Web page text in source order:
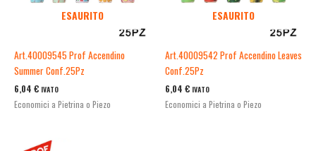
ESAURITO
Art.40009545 Prof Accendino
Summer Conf.25Pz
6,04 € IVATO
Economici a Pietrina o Piezo
ESAURITO
Art.40009542 Prof Accendino Leaves
Conf.25Pz
6,04 € IVATO
Economici a Pietrina o Piezo